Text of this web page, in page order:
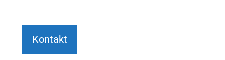
Kontakt